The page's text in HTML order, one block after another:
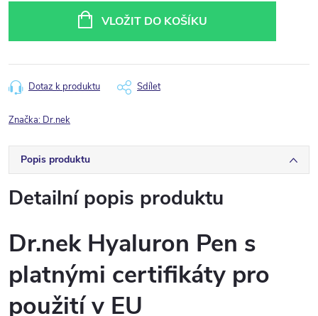
VLOŽIT DO KOŠÍKU
Dotaz k produktu Sdílet
Značka: Dr.nek
Popis produktu
Detailní popis produktu
Dr.nek Hyaluron Pen s
platnými certifikáty pro
použití v EU